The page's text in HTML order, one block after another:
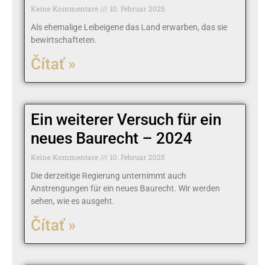
Keine Kommentare
10. Februar 2025
Als ehemalige Leibeigene das Land erwarben, das sie
bewirtschafteten.
Čítať »
Ein weiterer Versuch für ein
neues Baurecht – 2024
Keine Kommentare
10. Februar 2025
Die derzeitige Regierung unternimmt auch
Anstrengungen für ein neues Baurecht. Wir werden
sehen, wie es ausgeht.
Čítať »